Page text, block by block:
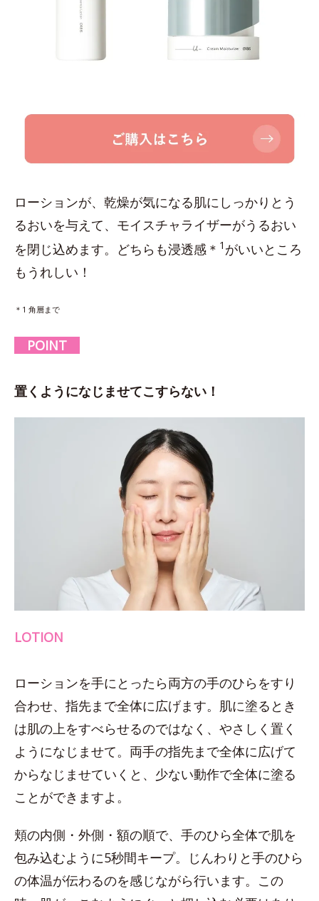
ローションが、乾燥が気になる肌にしっかりとう
るおいを与えて、モイスチャライザーがうるおい
を閉じ込めます。どちらも浸透感＊ 1 がいいところ
もうれしい！
＊1 角層まで
POINT
置くようになじませてこすらない！
LOTION
ローションを手にとったら両方の手のひらをすり
合わせ、指先まで全体に広げます。肌に塗るとき
は肌の上をすべらせるのではなく、やさしく置く
ようになじませて。両手の指先まで全体に広げて
からなじませていくと、少ない動作で全体に塗る
ことができますよ。
頬の内側・外側・額の順で、手のひら全体で肌を
包み込むように5秒間キープ。じんわりと手のひら
の体温が伝わるのを感じながら行います。この